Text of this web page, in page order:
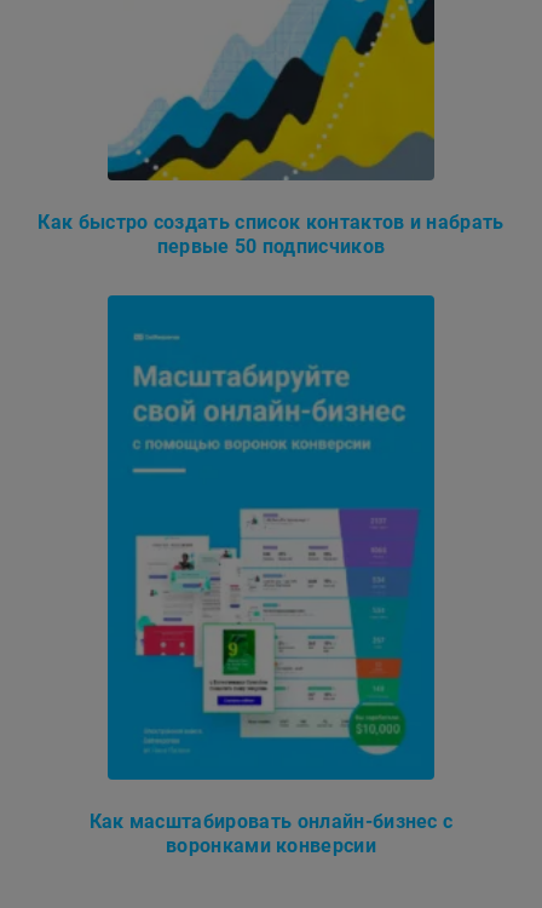
Как быстро создать список контактов и набрать
первые 50 подписчиков
Как масштабировать онлайн-бизнес с
воронками конверсии